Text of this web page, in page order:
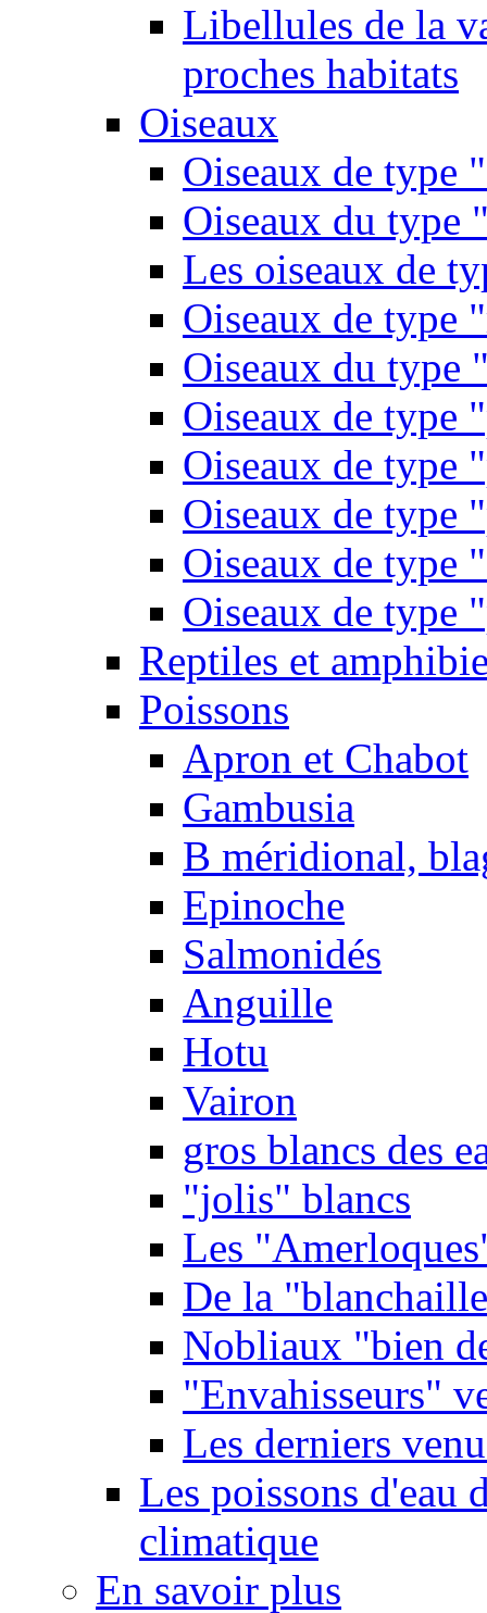
Libellules de la
proches habitats
Oiseaux
Oiseaux de type
Oiseaux du type
Les oiseaux de
Oiseaux de type
Oiseaux du type
Oiseaux de type
Oiseaux de type
Oiseaux de type
Oiseaux de type
Oiseaux de type
Reptiles et
Poissons
Apron et Chabot
Gambusia
B méridional,
Epinoche
Salmonidés
Anguille
Hotu
Vairon
gros blancs des
"jolis" blancs
Les
De la
Nobliaux "bien
"Envahisseurs"
Les derniers
Les poissons d'eau
climatique
En savoir plus